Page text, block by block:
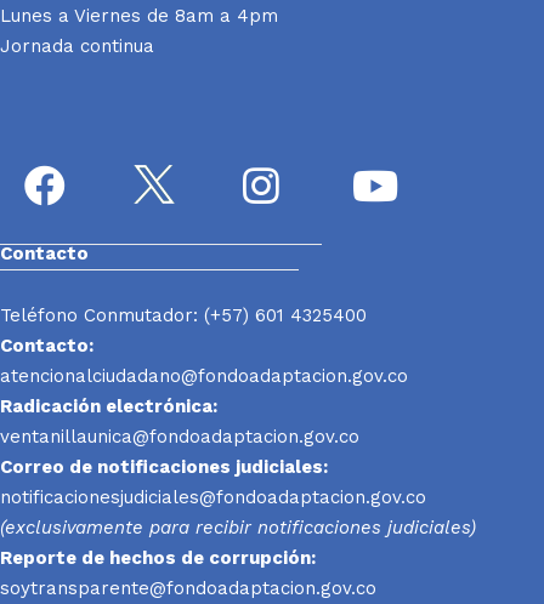
Lunes a Viernes de 8am a 4pm
Jornada continua
Contacto
Teléfono Conmutador: (+57) 601 4325400
Contacto:
atencionalciudadano@fondoadaptacion.gov.co
Radicación electrónica:
ventanillaunica@fondoadaptacion.gov.co
Correo de notificaciones judiciales:
notificacionesjudiciales@fondoadaptacion.gov.co
(exclusivamente para recibir notificaciones judiciales)
Reporte de hechos de corrupción:
soytransparente@fondoadaptacion.gov.co